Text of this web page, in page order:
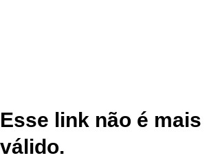
Esse link não é mais
válido.